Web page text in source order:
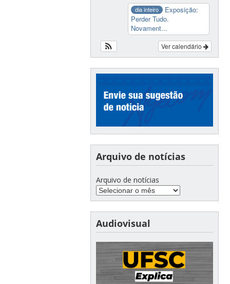
dia inteiro
Exposição:
Perder Tudo.
Novament...
Ver calendário
Arquivo de notícias
Arquivo de notícias
Audiovisual